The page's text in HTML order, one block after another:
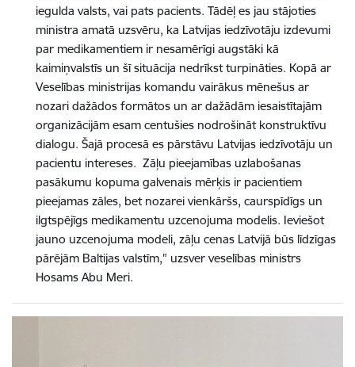
iegulda valsts, vai pats pacients. Tādēļ es jau stājoties
ministra amatā uzsvēru, ka Latvijas iedzīvotāju izdevumi
par medikamentiem ir nesamērīgi augstāki kā
kaimiņvalstīs un šī situācija nedrīkst turpināties. Kopā ar
Veselības ministrijas komandu vairākus mēnešus ar
nozari dažādos formātos un ar dažādām iesaistītajām
organizācijām esam centušies nodrošināt konstruktīvu
dialogu. Šajā procesā es pārstāvu Latvijas iedzīvotāju un
pacientu intereses. Zāļu pieejamības uzlabošanas
pasākumu kopuma galvenais mērķis ir pacientiem
pieejamas zāles, bet nozarei vienkāršs, caurspīdīgs un
ilgtspējīgs medikamentu uzcenojuma modelis. Ieviešot
jauno uzcenojuma modeli, zāļu cenas Latvijā būs līdzīgas
pārējām Baltijas valstīm,” uzsver veselības ministrs
Hosams Abu Meri.